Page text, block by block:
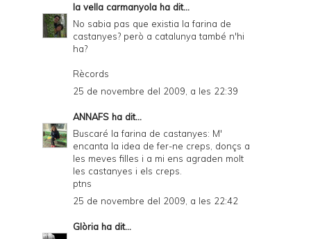
la vella carmanyola ha dit...
No sabia pas que existia la farina de
castanyes? però a catalunya també n'hi
ha?
Rècords
25 de novembre del 2009, a les 22:39
ANNAFS ha dit...
Buscaré la farina de castanyes: M'
encanta la idea de fer-ne creps, donçs a
les meves filles i a mi ens agraden molt
les castanyes i els creps.
ptns
25 de novembre del 2009, a les 22:42
Glòria ha dit...